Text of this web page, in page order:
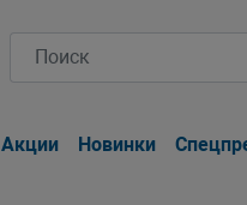
Акции Новинки